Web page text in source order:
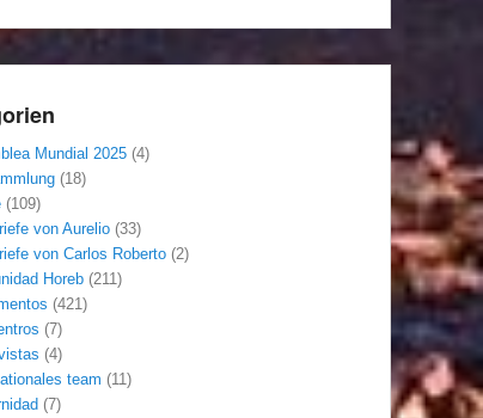
Mundial 2025 (4)
(18)
(109)
von Aurelio(33)
von Carlos Roberto(2)
Horeb (211)
(421)
(7)
(4)
team (11)
(7)